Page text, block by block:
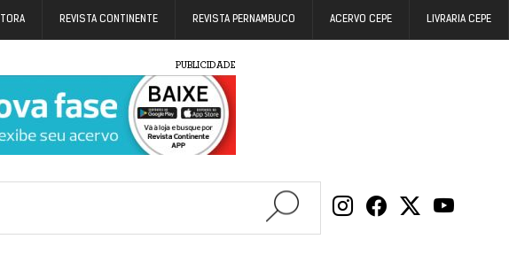
REVISTA CONTINENTE REVISTA PERNAMBUCO ACERVO CEPE LIVRARIA CEPE
PUBLICIDADE